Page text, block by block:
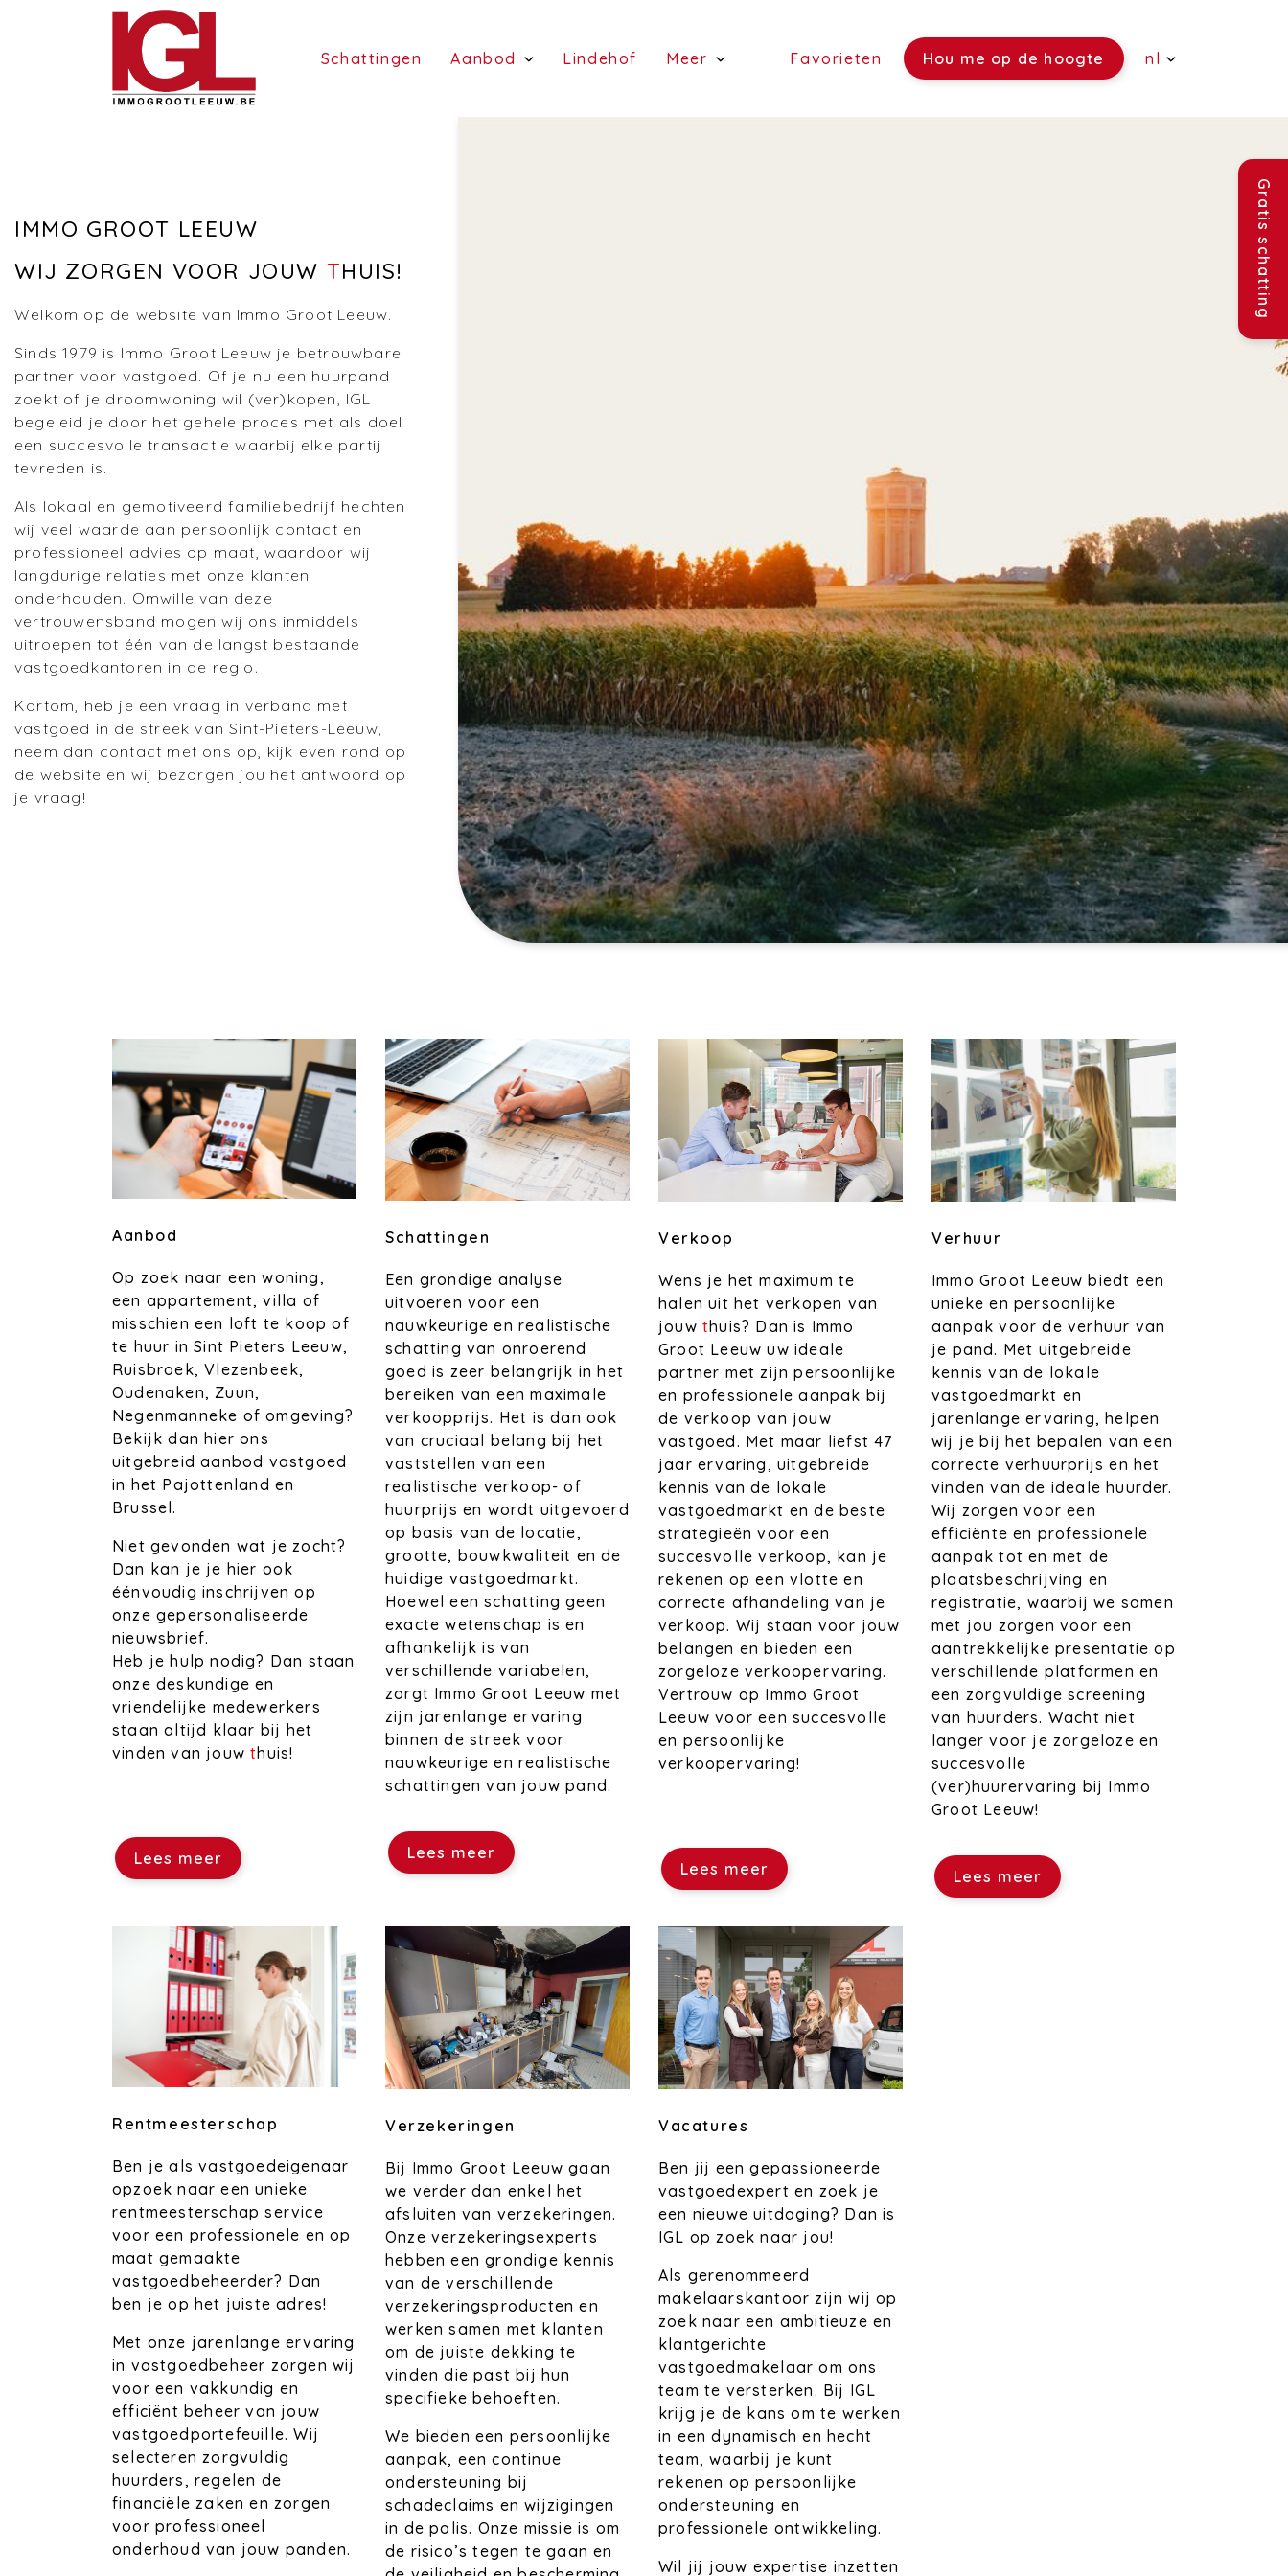
Schattingen (Schattingen)
Aanbod (Aanbod)Lindehof (Lindehof)
Meer Favorieten Hou me op de hoogte nl
IMMO GROOT LEEUW
WIJ ZORGEN VOOR JOUW THUIS!
Welkom op de website van Immo Groot Leeuw.
Sinds 1979 is Immo Groot Leeuw je betrouwbare
partner voor vastgoed. Of je nu een huurpand
zoekt of je droomwoning wil (ver)kopen, IGL
begeleid je door het gehele proces met als doel
een succesvolle transactie waarbij elke partij
tevreden is.
Als lokaal en gemotiveerd familiebedrijf hechten
wij veel waarde aan persoonlijk contact en
professioneel advies op maat, waardoor wij
langdurige relaties met onze klanten
onderhouden. Omwille van deze
vertrouwensband mogen wij ons inmiddels
uitroepen tot één van de langst bestaande
vastgoedkantoren in de regio.
Kortom, heb je een vraag in verband met
vastgoed in de streek van Sint-Pieters-Leeuw,
neem dan contact met ons op, kijk even rond op
de website en wij bezorgen jou het antwoord op
je vraag!
Aanbod
Op zoek naar een woning,
een appartement, villa of
misschien een loft te koop of
te huur in Sint Pieters Leeuw,
Ruisbroek, Vlezenbeek,
Oudenaken, Zuun,
Negenmanneke of omgeving?
Bekijk dan hier ons
uitgebreid aanbod vastgoed
in het Pajottenland en
Brussel.
Niet gevonden wat je zocht?
Dan kan je je hier ook
éénvoudig inschrijven op
onze gepersonaliseerde
nieuwsbrief.
Heb je hulp nodig? Dan staan
onze deskundige en
vriendelijke medewerkers
staan altijd klaar bij het
vinden van jouwthuis!
Lees meer
Schattingen
Een grondige analyse
uitvoeren voor een
nauwkeurige en realistische
schatting van onroerend
goed is zeer belangrijk in het
bereiken van een maximale
verkoopprijs. Het is dan ook
van cruciaal belang bij het
vaststellen van een
realistische verkoop- of
huurprijs en wordt uitgevoerd
op basis van de locatie,
grootte, bouwkwaliteit en de
huidige vastgoedmarkt.
Hoewel een schatting geen
exacte wetenschap is en
afhankelijk is van
verschillende variabelen,
zorgt Immo Groot Leeuw met
zijn jarenlange ervaring
binnen de streek voor
nauwkeurige en realistische
schattingen van jouw pand.
Lees meer
Verkoop
Wens je het maximum te
halen uit het verkopen van
jouw thuis? Dan is Immo
Groot Leeuw uw ideale
partner met zijn persoonlijke
en professionele aanpak bij
de verkoop van jouw
vastgoed. Met maar liefst 47
jaar ervaring, uitgebreide
kennis van de lokale
vastgoedmarkt en de beste
strategieën voor een
succesvolle verkoop, kan je
rekenen op een vlotte en
correcte afhandeling van je
verkoop. Wij staan voor jouw
belangen en bieden een
zorgeloze verkoopervaring.
Vertrouw op Immo Groot
Leeuw voor een succesvolle
en persoonlijke
verkoopervaring!
Lees meer
Verhuur
Immo Groot Leeuw biedt een
unieke en persoonlijke
aanpak voor de verhuur van
je pand. Met uitgebreide
kennis van de lokale
vastgoedmarkt en
jarenlange ervaring, helpen
wij je bij het bepalen van een
correcte verhuurprijs en het
vinden van de ideale huurder.
Wij zorgen voor een
efficiënte en professionele
aanpak tot en met de
plaatsbeschrijving en
registratie, waarbij we samen
met jou zorgen voor een
aantrekkelijke presentatie op
verschillende platformen en
een zorgvuldige screening
van huurders. Wacht niet
langer voor je zorgeloze en
succesvolle
(ver)huurervaring bij Immo
Groot Leeuw!
Lees meer
Rentmeesterschap
Ben je als vastgoedeigenaar
opzoek naar een unieke
rentmeesterschap service
voor een professionele en op
maat gemaakte
vastgoedbeheerder? Dan
ben je op het juiste adres!
Met onze jarenlange ervaring
in vastgoedbeheer zorgen wij
voor een vakkundig en
efficiënt beheer van jouw
vastgoedportefeuille. Wij
selecteren zorgvuldig
huurders, regelen de
financiële zaken en zorgen
voor professioneel
onderhoud van jouw panden.
Verzekeringen
Bij Immo Groot Leeuw gaan
we verder dan enkel het
afsluiten van verzekeringen.
Onze verzekeringsexperts
hebben een grondige kennis
van de verschillende
verzekeringsproducten en
werken samen met klanten
om de juiste dekking te
vinden die past bij hun
specifieke behoeften.
We bieden een persoonlijke
aanpak, een continue
ondersteuning bij
schadeclaims en wijzigingen
in de polis. Onze missie is om
de risico’s tegen te gaan en
Vacatures
Ben jij een gepassioneerde
vastgoedexpert en zoek je
een nieuwe uitdaging? Dan is
IGL op zoek naar jou!
Als gerenommeerd
makelaarskantoor zijn wij op
zoek naar een ambitieuze en
klantgerichte
vastgoedmakelaar om ons
team te versterken. Bij IGL
krijg je de kans om te werken
in een dynamisch en hecht
team, waarbij je kunt
rekenen op persoonlijke
ondersteuning en
professionele ontwikkeling.
Wil jij jouw expertise inzetten
Gratis schatting